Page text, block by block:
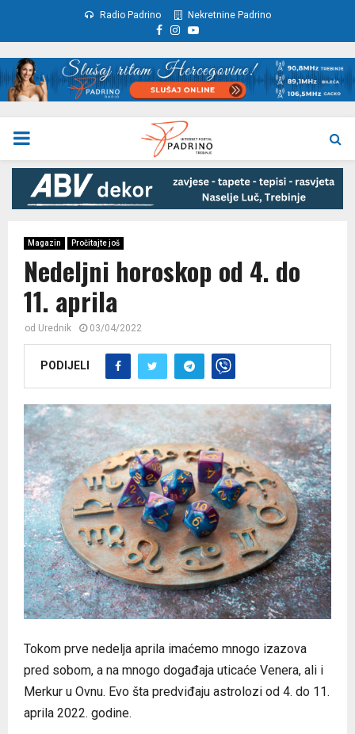
Radio Padrino Nekretnine Padrino
Facebook
Instagram
Youtube
PRIMARY
MENU
Magazin Pročitajte još
Nedeljni horoskop od 4. do
11. aprila
od Urednik 03/04/2022
PODIJELI
Tokom prve nedelja aprila imaćemo mnogo izazova
pred sobom, a na mnogo događaja uticaće Venera, ali i
Merkur u Ovnu. Evo šta predviđaju astrolozi od 4. do 11.
aprila 2022. godine.